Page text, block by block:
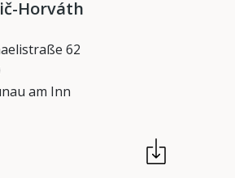
Horváth
62
am Inn